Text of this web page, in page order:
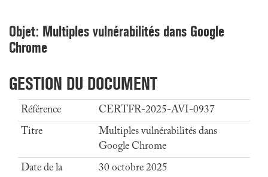
Objet: Multiples vulnérabilités dans Google
Chrome
GESTION DU DOCUMENT
Référence
CERTFR-2025-AVI-0937
Titre
Multiples vulnérabilités dans
Google Chrome
Date de la
30 octobre 2025